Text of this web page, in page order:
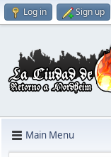
Log in Sign up
Main Menu